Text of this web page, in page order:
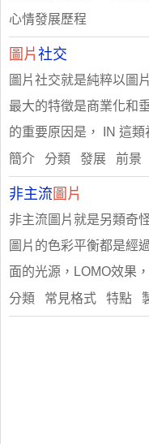
心情發展歷程
圖片 社交
圖片社交就是純粹以圖
最大的特徵是商業化和
的重要原因是， IN 這
簡介 分類 發展 前景
非主流 圖片
非主流圖片就是另類奇
圖片的色彩平衡都是經
面的光源，LOMO效果
分類 常見格式 特點